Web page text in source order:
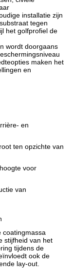
installatie zijn
tegen
het golfprofiel de
wordt doorgaans
maken het
en
en
ten opzichte van
voor
van
coatingmassa
stijfheid van het
tijdens de
ook de
lay-out.